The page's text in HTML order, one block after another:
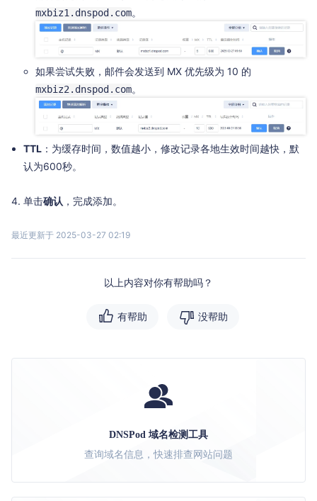
mxbiz1.dnspod.com。
如果尝试失败，邮件会发送到 MX 优先级为 10 的
mxbiz2.dnspod.com。
TTL ：为缓存时间，数值越小，修改记录各地生效时间越快，默
认为600秒。
单击确认 ，完成添加。
最近更新于 2025-03-27 02:19
以上内容对你有帮助吗？
有帮助 没帮助
DNSPod 域名检测工具
查询域名信息，快速排查网站问题